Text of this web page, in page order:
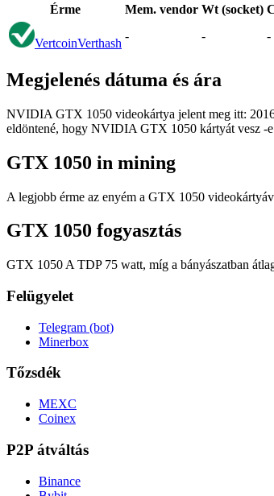
Érme
Mem. vendor Wt (socket)
VertcoinVerthash
- - -
Megjelenés dátuma és ára
NVIDIA GTX 1050 videokártya jelent meg itt:
eldöntené, hogy NVIDIA GTX 1050 kártyát vesz -
GTX 1050 in mining
A legjobb érme az enyém a GTX 1050
GTX 1050 fogyasztás
GTX 1050 A TDP 75 watt, míg a bányászatban
Felügyelet
Telegram (bot)
Minerbox
Tőzsdék
MEXC
Coinex
P2P átváltás
Binance